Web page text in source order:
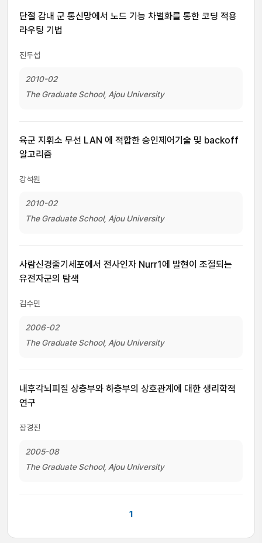
단절 감내 군 통신망에서 노드 기능 차별화를 통한 코딩 적용
라우팅 기법
진두섭
2010-02
The Graduate School, Ajou University
육군 지휘소 무선 LAN 에 적합한 승인제어기술 및 backoff
알고리즘
강석원
2010-02
The Graduate School, Ajou University
사람신경줄기세포에서 전사인자 Nurr1에 발현이 조절되는
유전자군의 탐색
김수민
2006-02
The Graduate School, Ajou University
내후각뇌피질 상층부와 하층부의 상호관계에 대한 생리학적
연구
장경진
2005-08
The Graduate School, Ajou University
1